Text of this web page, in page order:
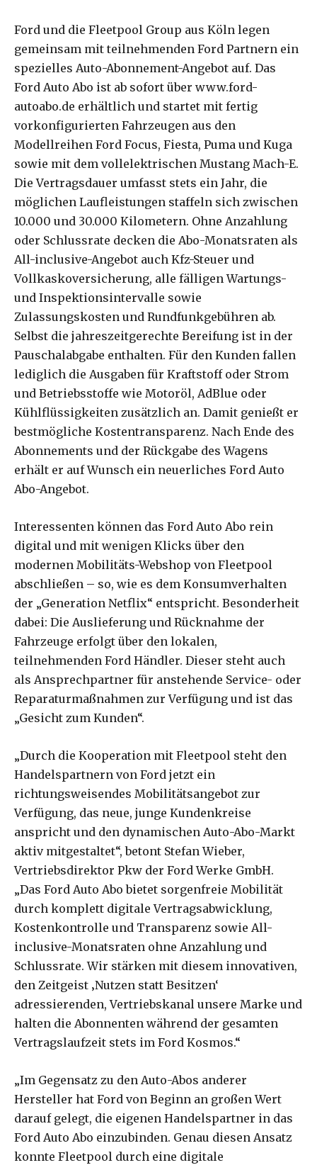
Ford und die Fleetpool Group aus Köln legen
gemeinsam mit teilnehmenden Ford Partnern ein
spezielles Auto-Abonnement-Angebot auf. Das
Ford Auto Abo ist ab sofort über www.ford-
autoabo.de erhältlich und startet mit fertig
vorkonfigurierten Fahrzeugen aus den
Modellreihen Ford Focus, Fiesta, Puma und Kuga
sowie mit dem vollelektrischen Mustang Mach-E.
Die Vertragsdauer umfasst stets ein Jahr, die
möglichen Laufleistungen staffeln sich zwischen
10.000 und 30.000 Kilometern. Ohne Anzahlung
oder Schlussrate decken die Abo-Monatsraten als
All-inclusive-Angebot auch Kfz-Steuer und
Vollkaskoversicherung, alle fälligen Wartungs-
und Inspektionsintervalle sowie
Zulassungskosten und Rundfunkgebühren ab.
Selbst die jahreszeitgerechte Bereifung ist in der
Pauschalabgabe enthalten. Für den Kunden fallen
lediglich die Ausgaben für Kraftstoff oder Strom
und Betriebsstoffe wie Motoröl, AdBlue oder
Kühlflüssigkeiten zusätzlich an. Damit genießt er
bestmögliche Kostentransparenz. Nach Ende des
Abonnements und der Rückgabe des Wagens
erhält er auf Wunsch ein neuerliches Ford Auto
Abo-Angebot.
Interessenten können das Ford Auto Abo rein
digital und mit wenigen Klicks über den
modernen Mobilitäts-Webshop von Fleetpool
abschließen – so, wie es dem Konsumverhalten
der „Generation Netflix“ entspricht. Besonderheit
dabei: Die Auslieferung und Rücknahme der
Fahrzeuge erfolgt über den lokalen,
teilnehmenden Ford Händler. Dieser steht auch
als Ansprechpartner für anstehende Service- oder
Reparaturmaßnahmen zur Verfügung und ist das
„Gesicht zum Kunden“.
„Durch die Kooperation mit Fleetpool steht den
Handelspartnern von Ford jetzt ein
richtungsweisendes Mobilitätsangebot zur
Verfügung, das neue, junge Kundenkreise
anspricht und den dynamischen Auto-Abo-Markt
aktiv mitgestaltet“, betont Stefan Wieber,
Vertriebsdirektor Pkw der Ford Werke GmbH.
„Das Ford Auto Abo bietet sorgenfreie Mobilität
durch komplett digitale Vertragsabwicklung,
Kostenkontrolle und Transparenz sowie All-
inclusive-Monatsraten ohne Anzahlung und
Schlussrate. Wir stärken mit diesem innovativen,
den Zeitgeist ‚Nutzen statt Besitzen‘
adressierenden, Vertriebskanal unsere Marke und
halten die Abonnenten während der gesamten
Vertragslaufzeit stets im Ford Kosmos.“
„Im Gegensatz zu den Auto-Abos anderer
Hersteller hat Ford von Beginn an großen Wert
darauf gelegt, die eigenen Handelspartner in das
Ford Auto Abo einzubinden. Genau diesen Ansatz
konnte Fleetpool durch eine digitale